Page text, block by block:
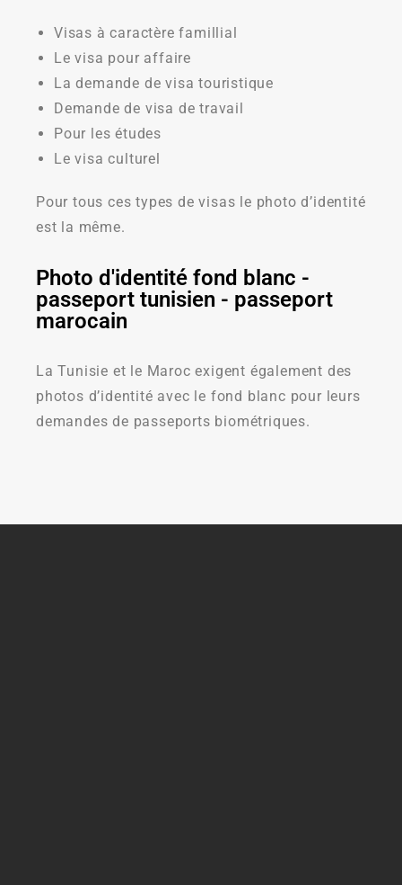
Visas à caractère famillial
Le visa pour affaire
La demande de visa touristique
Demande de visa de travail
Pour les études
Le visa culturel
Pour tous ces types de visas le photo d’identité
est la même.
Photo d'identité fond blanc -
passeport tunisien - passeport
marocain
La Tunisie et le Maroc exigent également des
photos d’identité avec le fond blanc pour leurs
demandes de passeports biométriques.